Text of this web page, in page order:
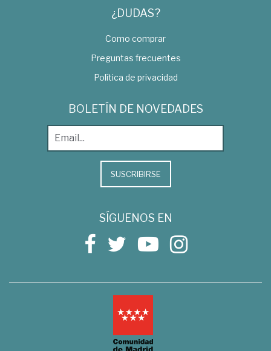
¿DUDAS?
Como comprar
Preguntas frecuentes
Política de privacidad
BOLETÍN DE NOVEDADES
SUSCRIBIRSE
SÍGUENOS EN